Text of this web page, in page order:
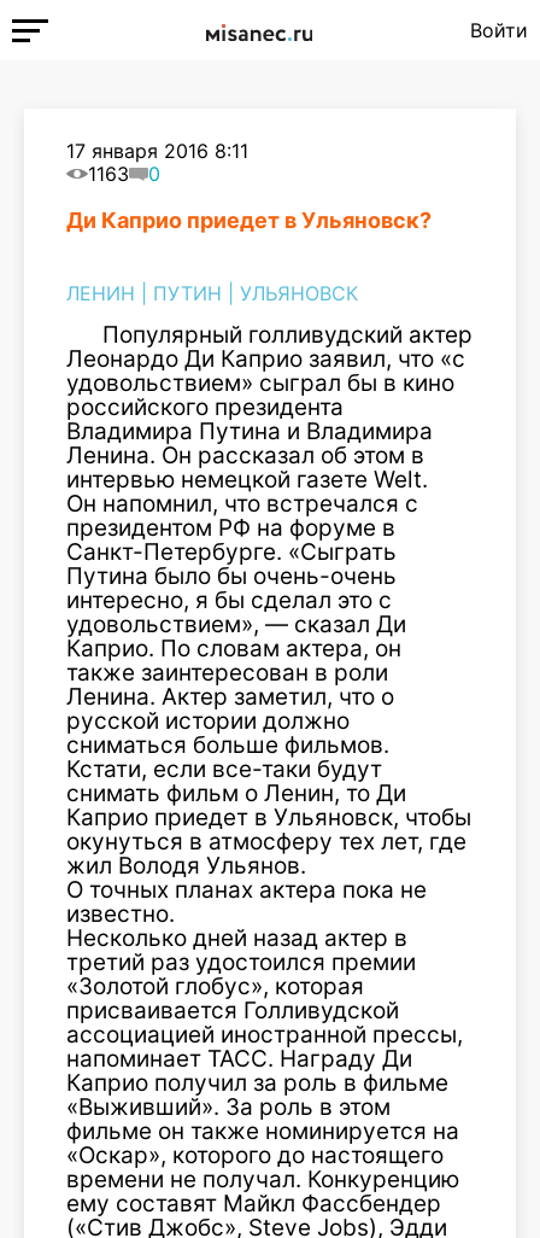
Войти
17 января 2016 8:11
1163
0
Ди Каприо приедет в Ульяновск?
ЛЕНИН ПУТИН УЛЬЯНОВСК
Популярный голливудский актер
Леонардо Ди Каприо заявил, что «c
удовольствием» сыграл бы в кино
российского президента
Владимира Путина и Владимира
Ленина. Он рассказал об этом в
интервью немецкой газете Welt.
Он напомнил, что встречался с
президентом РФ на форуме в
Санкт-Петербурге. «Сыграть
Путина было бы очень-очень
интересно, я бы сделал это с
удовольствием», — сказал Ди
Каприо. По словам актера, он
также заинтересован в роли
Ленина. Актер заметил, что о
русской истории должно
сниматься больше фильмов.
Кстати, если все-таки будут
снимать фильм о Ленин, то Ди
Каприо приедет в Ульяновск, чтобы
окунуться в атмосферу тех лет, где
жил Володя Ульянов.
О точных планах актера пока не
известно.
Несколько дней назад актер в
третий раз удостоился премии
«Золотой глобус», которая
присваивается Голливудской
ассоциацией иностранной прессы,
напоминает ТАСС. Награду Ди
Каприо получил за роль в фильме
«Выживший». За роль в этом
фильме он также номинируется на
«Оскар», которого до настоящего
времени не получал. Конкуренцию
ему составят Майкл Фассбендер
(«Стив Джобс», Steve Jobs), Эдди